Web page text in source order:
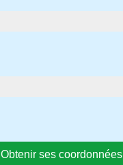
Obtenir ses coordonnées